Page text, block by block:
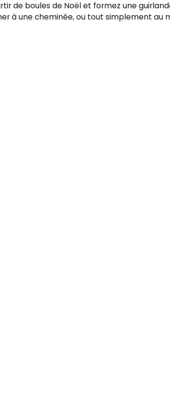
de boules de Noël et formez une
à une cheminée, ou tout simplement au